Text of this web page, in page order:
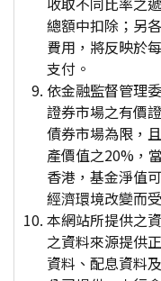
總額中扣除；另
費用，將反映於
支付。
依金融監督管理
證券市場之有價
債券市場為限，
產價值之20%，
香港，基金淨值
經濟環境改變而
本網站所提供之
之資料來源提供
資料、配息資料